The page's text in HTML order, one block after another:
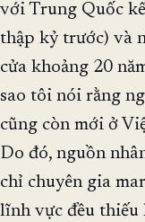
với Trung Quốc
thập kỷ trước) và
cửa khoảng 20
sao tôi nói rằng
cũng còn mới ở
Do đó, nguồn
chỉ chuyên gia
lĩnh vực đều thiếu